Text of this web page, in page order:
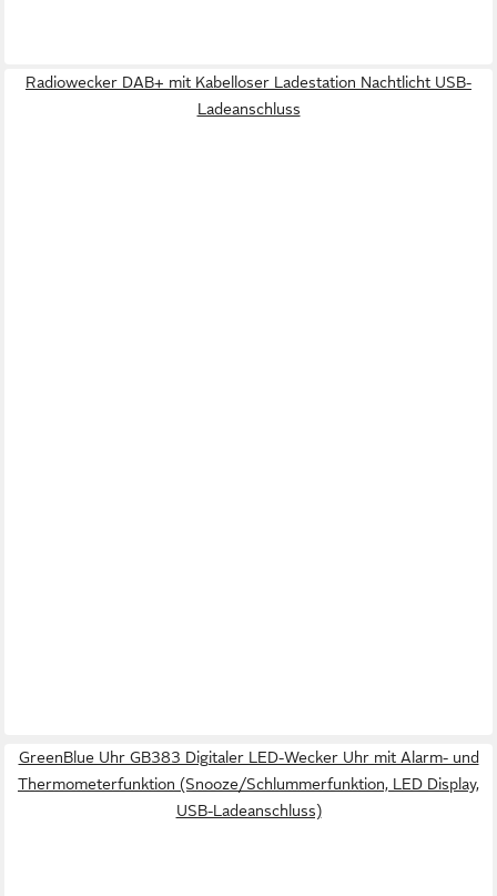
Radiowecker DAB+ mit Kabelloser Ladestation Nachtlicht USB-
Ladeanschluss
GreenBlue Uhr GB383 Digitaler LED-Wecker Uhr mit Alarm- und
Thermometerfunktion (Snooze/Schlummerfunktion, LED Display,
USB-Ladeanschluss)